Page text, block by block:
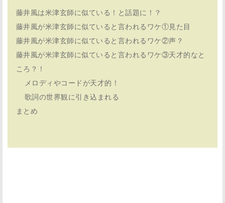
藤井風は米津玄師に似ている！と話題に！？
藤井風が米津玄師に似ていると言われるワケ①見た目
藤井風が米津玄師に似ていると言われるワケ②声？
藤井風が米津玄師に似ていると言われるワケ③天才的なと
ころ？！
メロディやコードが天才的！
歌詞の世界観に引き込まれる
まとめ